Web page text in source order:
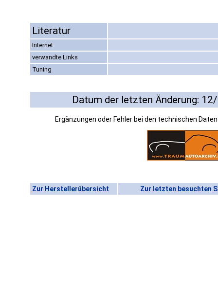
Literatur
Internet
verwandte Links
Tuning
Datum der letzten Änderung:
Ergänzungen oder Fehler bei den technischen
Zur Herstellerübersicht Zur letzten besuchten